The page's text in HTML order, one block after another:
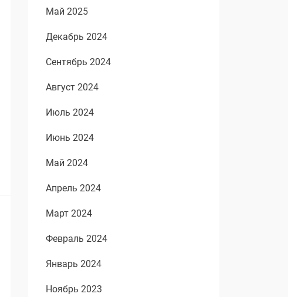
Май 2025
Декабрь 2024
Сентябрь 2024
Август 2024
Июль 2024
Июнь 2024
Май 2024
Апрель 2024
Март 2024
Февраль 2024
Январь 2024
Ноябрь 2023